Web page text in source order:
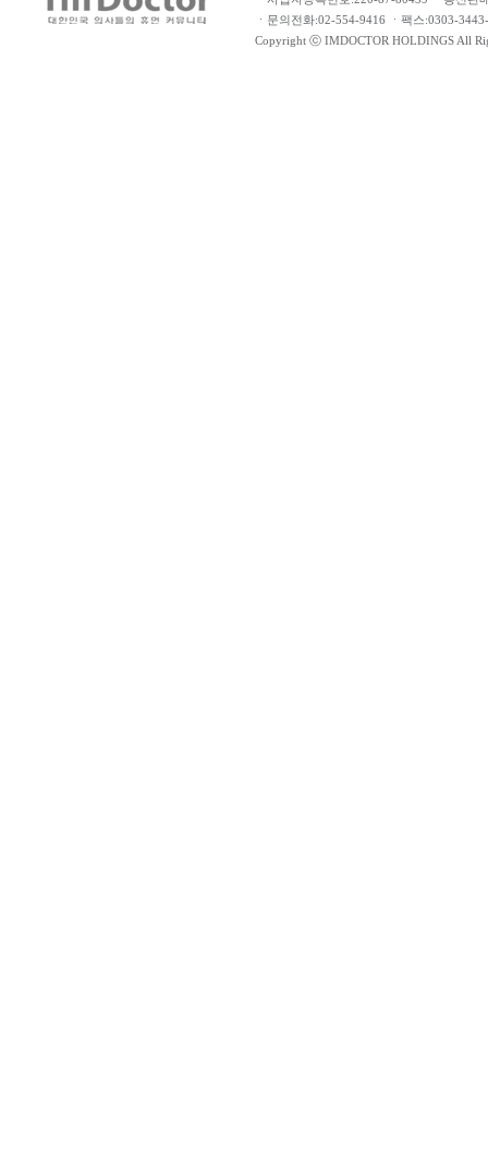
ㆍ문의전화:02-554-9416 ㆍ팩스:0303-
Copyright ⓒ IMDOCTOR HOLDINGS All